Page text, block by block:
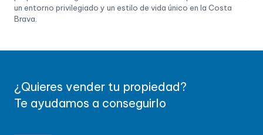
un entorno privilegiado y un estilo de vida único en la Costa
Brava.
¿Quieres vender tu propiedad?
Te ayudamos a conseguirlo